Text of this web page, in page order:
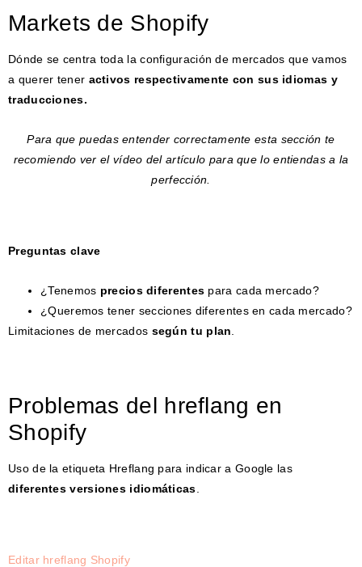
Markets de Shopify
Dónde se centra toda la configuración de mercados que vamos
a querer tener activos respectivamente con sus idiomas y
traducciones.
Para que puedas entender correctamente esta sección te
recomiendo ver el vídeo del artículo para que lo entiendas a la
perfección.
Preguntas clave
¿Tenemos precios diferentes para cada mercado?
¿Queremos tener secciones diferentes en cada mercado?
Limitaciones de mercados según tu plan
Problemas del hreflang en
Shopify
Uso de la etiqueta Hreflang para indicar a Google las
diferentes versiones idiomáticas
Editar hreflang Shopify